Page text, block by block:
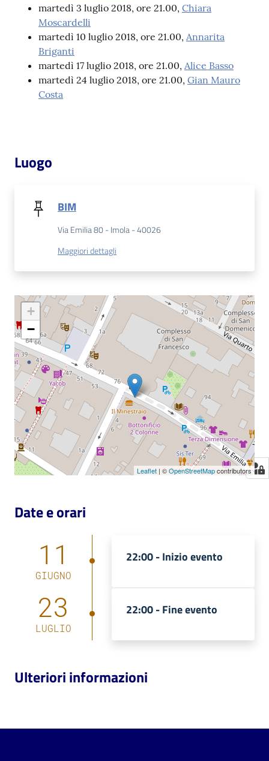
Eventi
bibliotecario
Orari
martedì 3 luglio 2018, ore 21.00, Chiara
Moscardelli
martedì 10 luglio 2018, ore 21.00, Annarita
Briganti
martedì 17 luglio 2018, ore 21.00, Alice Basso
martedì 24 luglio 2018, ore 21.00, Gian Mauro
Costa
Luogo
BIM
Via Emilia 80 - Imola - 40026
Maggiori dettagli
+
−
Leaflet | ©OpenStreetMapcontributors
Date e orari
11
GIUGNO
22:00 -Inizio evento
23
LUGLIO
22:00 -Fine evento
Ulteriori informazioni